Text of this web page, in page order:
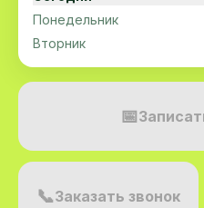
Понедельник
Вторник
📅
📞Заказать звонок